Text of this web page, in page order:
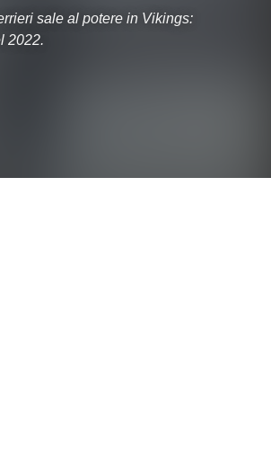
sale al potere in Vikings:
2022.